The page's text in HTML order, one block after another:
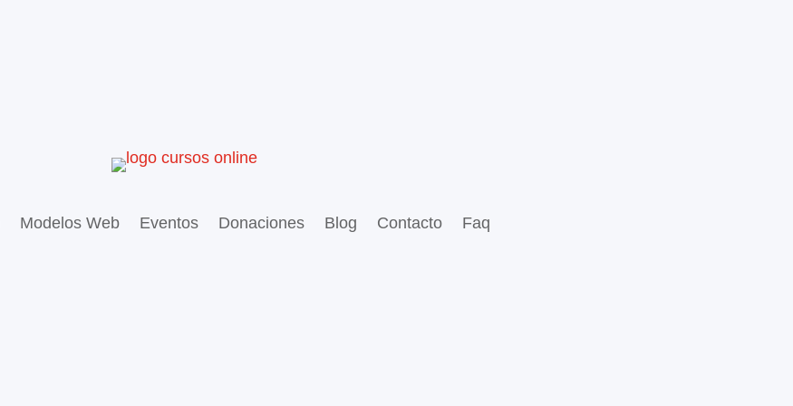
Modelos Web Eventos Donaciones Blog Contacto Faq